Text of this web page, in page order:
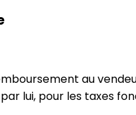
au
lui, pour les taxes